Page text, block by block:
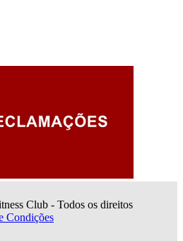
Club - Todos os direitos
Condições